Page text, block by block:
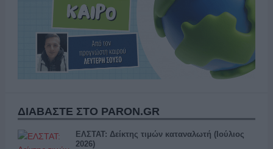
ΔΙΑΒΑΣΤΕ ΣΤΟ PARON.GR
ΕΛΣΤΑΤ: Δείκτης τιμών καταναλωτή (Ιούλιος
2026)